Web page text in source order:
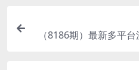
（8186期）最新多平